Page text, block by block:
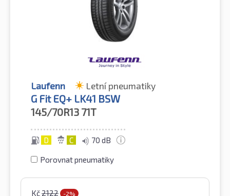
Laufenn Letní pneumatiky
G Fit EQ+ LK41 BSW
145/70R13 71T
D C 70 dB
Porovnat pneumatiky
Kč2122 -2%